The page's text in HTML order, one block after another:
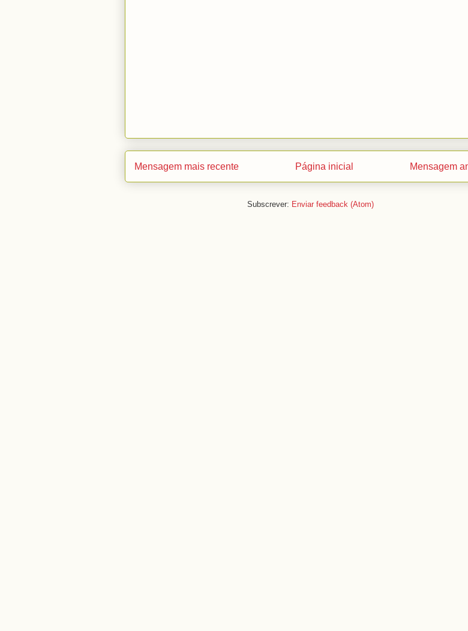
Mensagem mais recente Mensagem
Página inicial
Subscrever: Enviar feedback (Atom)